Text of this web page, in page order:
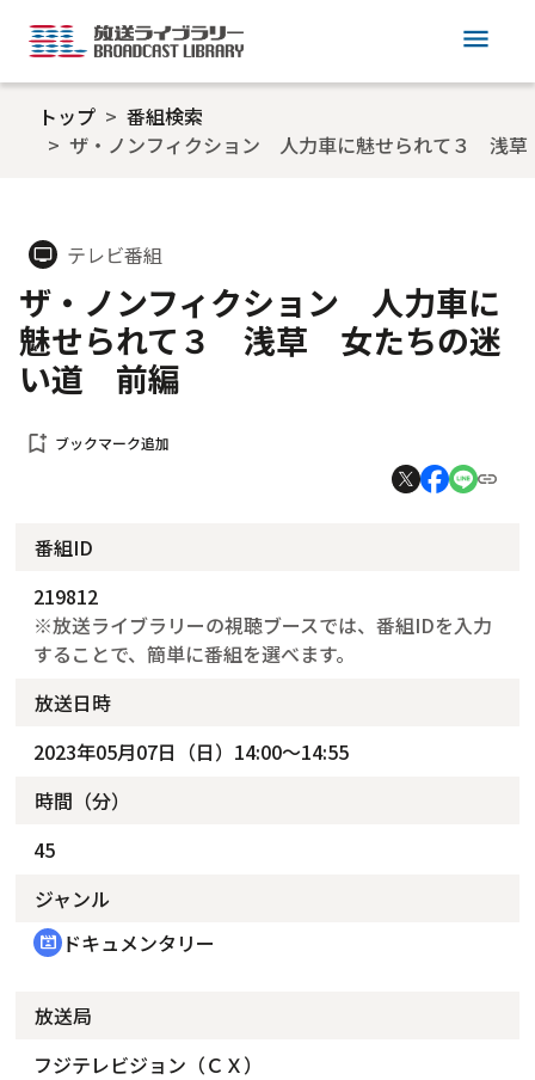
menu
トップ
番組検索
ザ・ノンフィクション 人力車に魅せられて３ 浅
tv テレビ番組
ザ・ノンフィクション 人力車に
魅せられて３ 浅草 女たちの迷
い道 前編
bookmark_add ブックマーク追加
番組ID
219812
※放送ライブラリーの視聴ブースでは、番組IDを入力
することで、簡単に番組を選べます。
放送日時
2023年05月07日（日）14:00～14:55
時間（分）
45
ジャンル
cinematic_blur ドキュメンタリー
放送局
フジテレビジョン（ＣＸ）